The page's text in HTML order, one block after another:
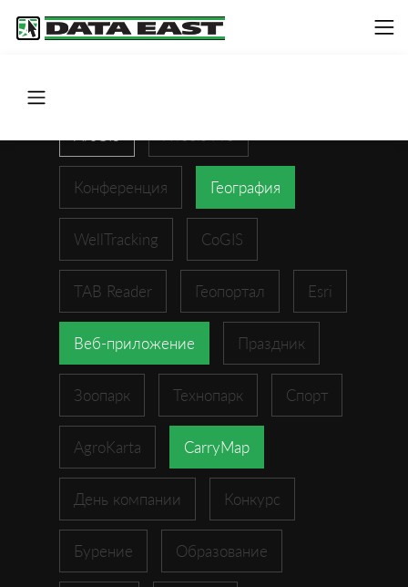
Конференция География
WellTracking CoGIS
TAB Reader Геопортал Esri
Веб-приложение Праздник
Зоопарк Технопарк Спорт
AgroKarta CarryMap
День компании Конкурс
Бурение Образование